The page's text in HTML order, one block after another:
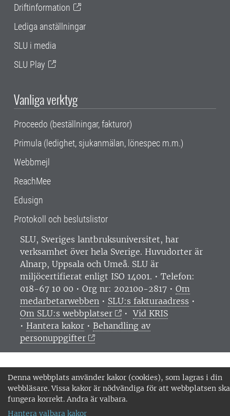
Denna webbplats använder kakor (cookies), som lagras i din
webbläsare. Vissa kakor är nödvändiga för att webbplatsen ska
fungera korrekt. Andra är valbara.
Hantera valbara kakor
Driftinformation
Lediga anställningar
SLU i media
SLU Play
Vanliga verktyg
Proceedo (beställningar, fakturor)
Primula (ledighet, sjukanmälan, lönespec m.m.)
Webbmejl
ReachMee
Edusign
Protokoll och beslutslistor
SLU, Sveriges lantbruksuniversitet, har
verksamhet över hela Sverige. Huvudorter är
Alnarp, Uppsala och Umeå. SLU är
miljöcertifierat enligt ISO 14001. • Telefon:
018-67 10 00 • Org nr: 202100-2817 • Om
medarbetarwebben • SLU:s fakturaadress •
Om SLU:s webbplatser
•Vid KRIS
• Hantera kakor • Behandling av
personuppgifter